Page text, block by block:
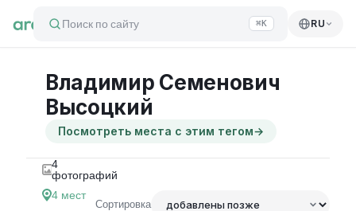
Поиск по сайту ⌘K RU
Владимир Семенович
Высоцкий
Посмотреть места с этим тегом→
4
фотографий
4 мест
Сортировка